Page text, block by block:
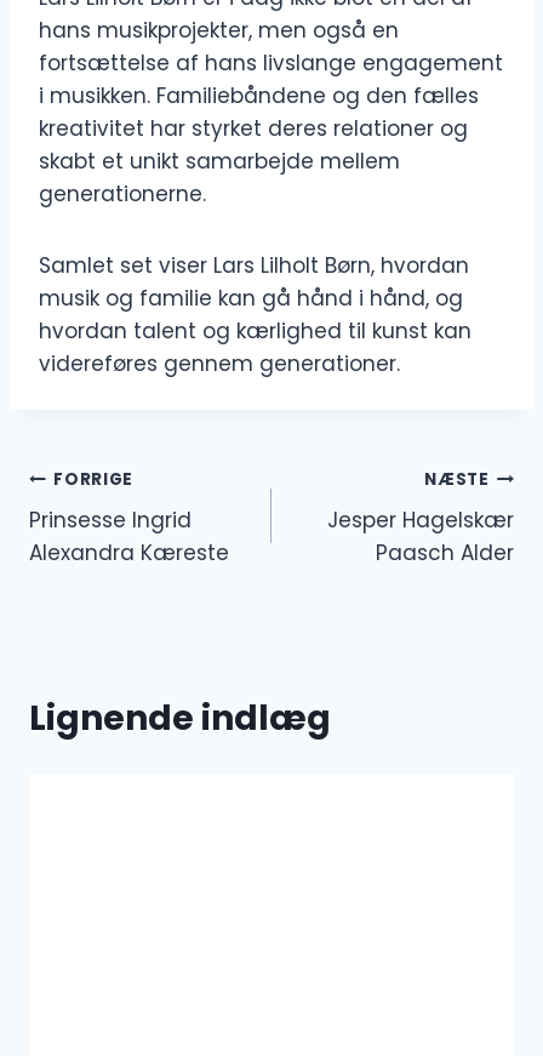
hans musikprojekter, men også en
fortsættelse af hans livslange engagement
i musikken. Familiebåndene og den fælles
kreativitet har styrket deres relationer og
skabt et unikt samarbejde mellem
generationerne.
Samlet set viser Lars Lilholt Børn, hvordan
musik og familie kan gå hånd i hånd, og
hvordan talent og kærlighed til kunst kan
videreføres gennem generationer.
Indlægsnavigation
FORRIGE
Prinsesse Ingrid
Alexandra Kæreste
NÆSTE
Jesper Hagelskær
Paasch Alder
Lignende indlæg